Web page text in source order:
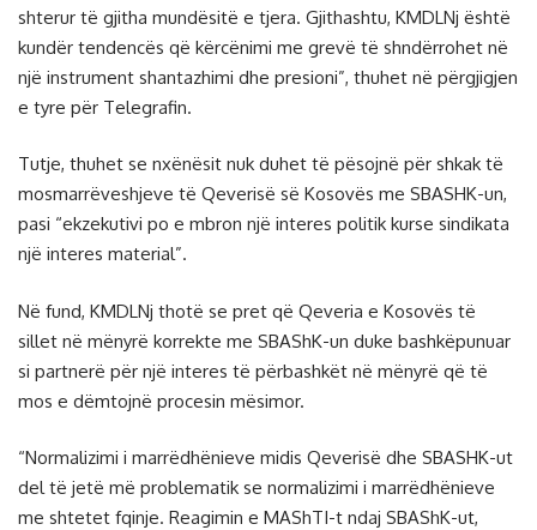
shterur të gjitha mundësitë e tjera. Gjithashtu, KMDLNj është
kundër tendencës që kërcënimi me grevë të shndërrohet në
një instrument shantazhimi dhe presioni”, thuhet në përgjigjen
e tyre për Telegrafin.
Tutje, thuhet se nxënësit nuk duhet të pësojnë për shkak të
mosmarrëveshjeve të Qeverisë së Kosovës me SBASHK-un,
pasi “ekzekutivi po e mbron një interes politik kurse sindikata
një interes material”.
Në fund, KMDLNj thotë se pret që Qeveria e Kosovës të
sillet në mënyrë korrekte me SBAShK-un duke bashkëpunuar
si partnerë për një interes të përbashkët në mënyrë që të
mos e dëmtojnë procesin mësimor.
“Normalizimi i marrëdhënieve midis Qeverisë dhe SBASHK-ut
del të jetë më problematik se normalizimi i marrëdhënieve
me shtetet fqinje. Reagimin e MAShTI-t ndaj SBAShK-ut,